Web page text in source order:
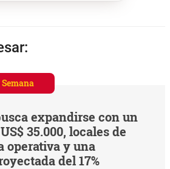
expandirse con un
35.000, locales de
operativa y una
del 17%